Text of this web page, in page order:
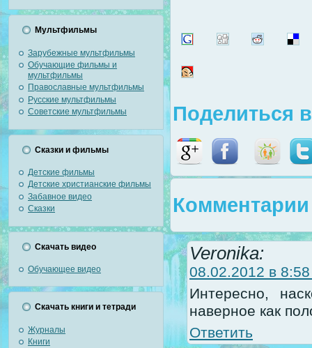
Мультфильмы
Зарубежные мультфильмы
Обучающие фильмы и
мультфильмы
Православные мультфильмы
Русские мультфильмы
Советские мультфильмы
Сказки и фильмы
Детские фильмы
Детские христианские фильмы
Забавное видео
Сказки
Скачать видео
Обучающее видео
Скачать книги и тетради
Журналы
Книги
Поделиться
Veronika:
08.02.2012 в
Интересно,
наверное как
Ответить